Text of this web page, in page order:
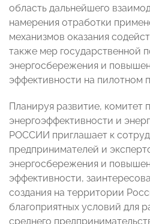
область дальнейшего
намерения отработки
механизмов оказания
также мер государственной
энергосбережения и
эффективности на пилотном
Планируя развитие, комитет
энергоэффективности и
РОССИИ приглашает к
предпринимателей и
энергосбережения и
эффективности,
создания на территории
благоприятных условий для
среднего